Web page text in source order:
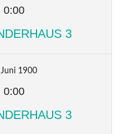
0:00
3
Juni 1900
0:00
3